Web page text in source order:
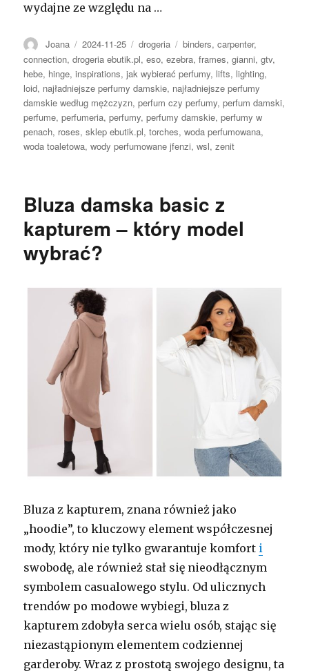
wydajne ze względu na …
Autor
Joana Opublikowano
2024-11-25 Kategorie
drogeria Tagi
binders,carpenter,
connection,drogeria ebutik.pl,eso,ezebra,frames,gianni,gtv,
hebe, hinge,inspirations,jak wybierać perfumy, lifts, lighting,
loid, najładniejsze perfumy damskie, najładniejsze perfumy
damskie według mężczyzn,perfum czy perfumy,perfum damski,
perfume,perfumeria,perfumy,perfumy damskie,perfumy w
penach, roses,sklep ebutik.pl,torches,woda perfumowana,
woda toaletowa,wody perfumowane jfenzi,wsl,zenit
Bluza damska basic z
kapturem – który model
wybrać?
Bluza z kapturem, znana również jako
„hoodie”, to kluczowy element współczesnej
mody, który nie tylko gwarantuje komfort i
swobodę, ale również stał się nieodłącznym
symbolem casualowego stylu. Od ulicznych
trendów po modowe wybiegi, bluza z
kapturem zdobyła serca wielu osób, stając się
niezastąpionym elementem codziennej
garderoby. Wraz z prostotą swojego designu, ta